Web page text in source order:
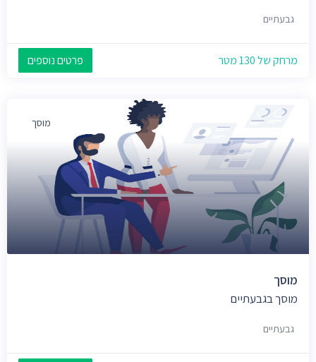
גבעתיים
מרחק של 130 מטר פרטים נוספים
מוסך
מוסך
מוסך בגבעתיים
גבעתיים